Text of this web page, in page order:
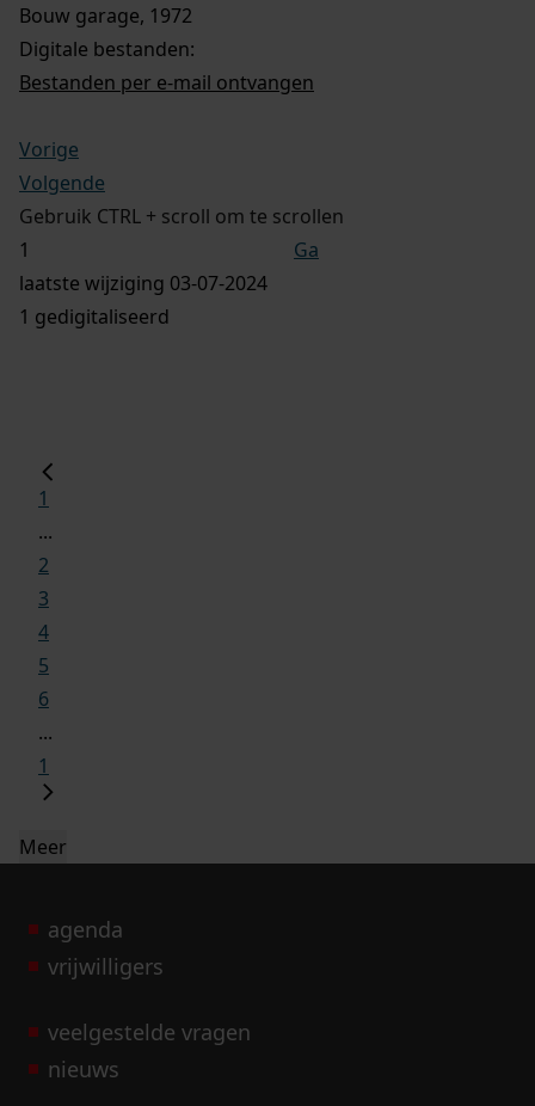
Bouw garage, 1972
Digitale bestanden:
Bestanden per e-mail ontvangen
Vorige
Volgende
Gebruik CTRL + scroll om te scrollen
Ga
laatste wijziging 03-07-2024
1 gedigitaliseerd
1
...
2
3
4
5
6
...
1
Meer
agenda
vrijwilligers
veelgestelde vragen
nieuws